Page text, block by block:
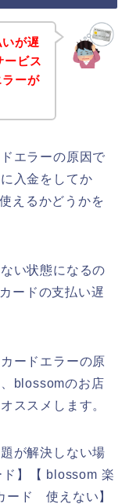
が遅
ビス
ーが
エラーの原因で
入金をしてか
えるかどうかを
い状態になるの
ードの支払い遅
ードエラーの原
blossomのお店
ススメします。
が解決しない場
】【 blossom 楽
ード 使えない】